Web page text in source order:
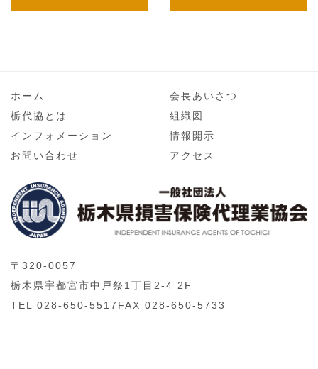
ホーム
栃代協とは
インフォメーション
お問い合わせ
会長あいさつ
組織図
情報開示
アクセス
〒320-0057
栃木県宇都宮市中戸祭1丁目2-4 2F
TEL 028-650-5517 FAX 028-650-5733